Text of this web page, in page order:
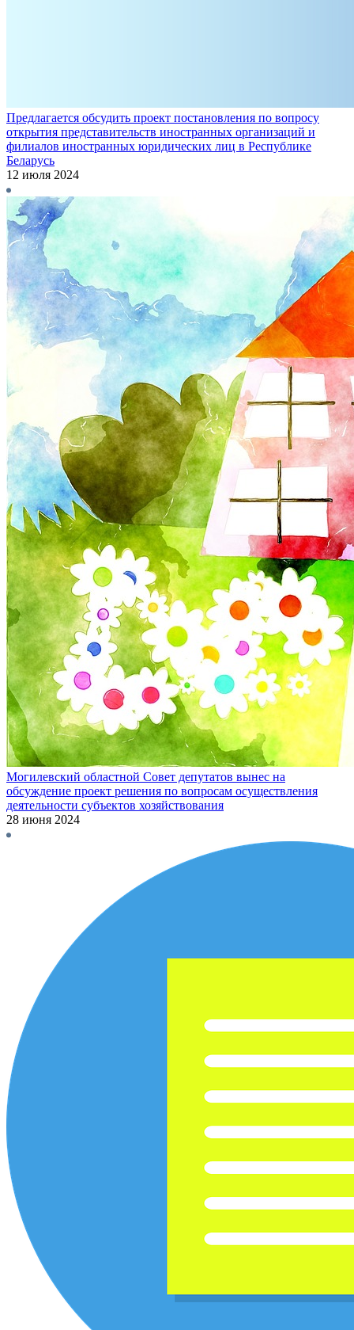
Предлагается обсудить проект постановления по вопросу
открытия представительств иностранных организаций и
филиалов иностранных юридических лиц в Республике
Беларусь
12 июля 2024
Могилевский областной Совет депутатов вынес на
обсуждение проект решения по вопросам осуществления
деятельности субъектов хозяйствования
28 июня 2024